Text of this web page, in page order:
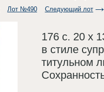
Лот №490 Следующий лот
176 с. 20 х
в стиле
титульном